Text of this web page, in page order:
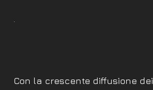
Con la crescente diffusione dei